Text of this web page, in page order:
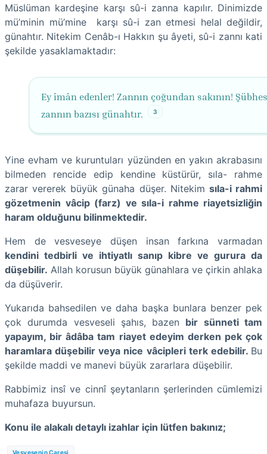
Müslüman kardeşine karşı sû-i zanna kapılır. Dinimizde
mü’minin mü’mine karşı sû-i zan etmesi helal değildir,
günahtır. Nitekim Cenâb-ı Hakkın şu âyeti, sû-i zannı kati
şekilde yasaklamaktadır:
Ey îmân edenler! Zannın çoğundan sakının!
zannın bazısı günahtır.
3
Yine evham ve kuruntuları yüzünden en yakın akrabasını
bilmeden rencide edip kendine küstürür, sıla- rahme
zarar vererek büyük günaha düşer. Nitekim sıla-i rahmi
gözetmenin vâcip (farz) ve sıla-i rahme riayetsizliğin
haram olduğunu bilinmektedir.
Hem de vesveseye düşen insan farkına varmadan
kendini tedbirli ve ihtiyatlı sanıp kibre ve gurura da
düşebilir. Allah korusun büyük günahlara ve çirkin ahlaka
da düşüverir.
Yukarıda bahsedilen ve daha başka bunlara benzer pek
çok durumda vesveseli şahıs, bazen bir sünneti tam
yapayım, bir âdâba tam riayet edeyim derken pek çok
haramlara düşebilir veya nice vâcipleri terk edebilir. Bu
şekilde maddi ve manevi büyük zararlara düşebilir.
Rabbimiz insî ve cinnî şeytanların şerlerinden cümlemizi
muhafaza buyursun.
Konu ile alakalı detaylı izahlar için lütfen bakınız;
Vesvesenin Çaresi